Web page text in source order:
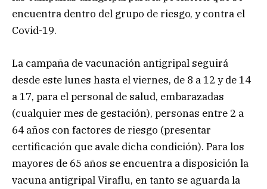
encuentra dentro del grupo de riesgo, y contra el
Covid-19.
La campaña de vacunación antigripal seguirá
desde este lunes hasta el viernes, de 8 a 12 y de 14
a 17, para el personal de salud, embarazadas
(cualquier mes de gestación), personas entre 2 a
64 años con factores de riesgo (presentar
certificación que avale dicha condición). Para los
mayores de 65 años se encuentra a disposición la
vacuna antigripal Viraflu, en tanto se aguarda la